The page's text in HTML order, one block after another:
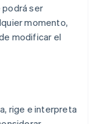
podrá ser
momento,
modificar el
rige e interpreta